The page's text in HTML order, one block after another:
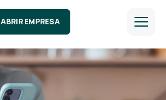
ABRIR EMPRESA